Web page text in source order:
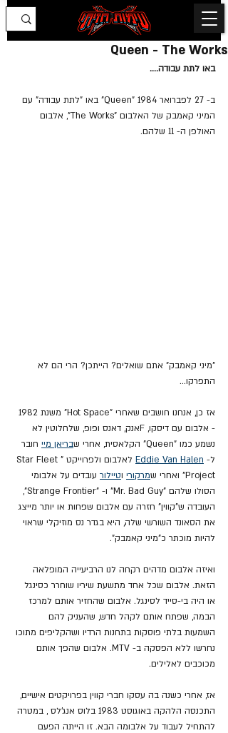
Queen - The Works
באו לתת עבודה....
ב- 27 לפברואר 1984 "Queen" באו "לתת עבודה" עם
המיני קאמבק של האלבום "The Works", אלבום
האולפן ה- 11 שלהם.
"מיני קאמבק" אתם שואלים? הייתכן? הרי הם לא
התפרקו...
- אלבום עם דיסקו, Fאנק, דאנס ופופ, שלחלוטין לא
נשמע כמו "Queen" הקלאסית, אחרי ש
בריאן מיי חובר
ל- Eddie Van Halen
לאלבום ולפרוייקט "Star Fleet
Project" ואחרי ש
מרקורי וטיילור עובדים על אלבומי
הסולו שלהם "Mr. Bad Guy" ו- "Strange Frontier",
העובדה ש"קווין" חזרה עם אלבום שפחות או יותר מייצג
את הסאונד השורשי שלה, היא בגדר נס מוזיקלי שראוי
להיות מוכתר כ"מיני קאמבק".
ואיזה אלבום מדהים רקחה לנו הרביעייה המופלאה
הזאת. אלבום שכל אחד מתשעת שיריו שוחרר כסינגל
או היה בי-סייד לסינגל. אלבום שהחזיר אותם למרכז
הבמה, שפתח אותם לקהל חדש, שהעניק להם
השמעות בלתי פוסקות בתחנות הרדיו ושהקליפים מתוכו
נחרשו ללא הפסקה ב- MTV. אלבום שהפך אותם
מכוכבים לאלילים.
אז, אחרי כשנה בה עסקו חברי קווין בפרויקטים אישיים,
התכנסה הלהקה באוגוסט 1983 בלוס אנג'לס , במטרה
להתחיל לעבוד על אלבומה הבא. זו הייתה הפעם